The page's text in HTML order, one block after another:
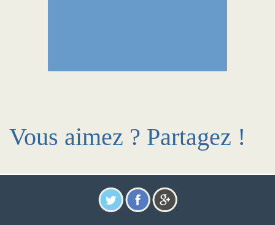
Vous aimez ? Partagez !